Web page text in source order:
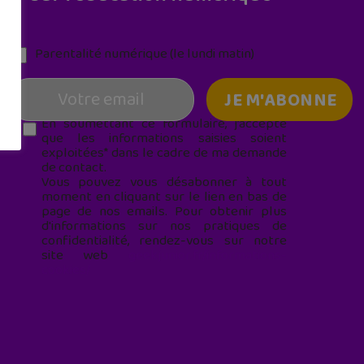
Parentalité numérique (le lundi matin)
En soumettant ce formulaire, j’accepte
que les informations saisies soient
exploitées* dans le cadre de ma demande
de contact.
Vous pouvez vous désabonner à tout
moment en cliquant sur le lien en bas de
page de nos emails. Pour obtenir plus
d'informations sur nos pratiques de
confidentialité, rendez-vous sur notre
site web